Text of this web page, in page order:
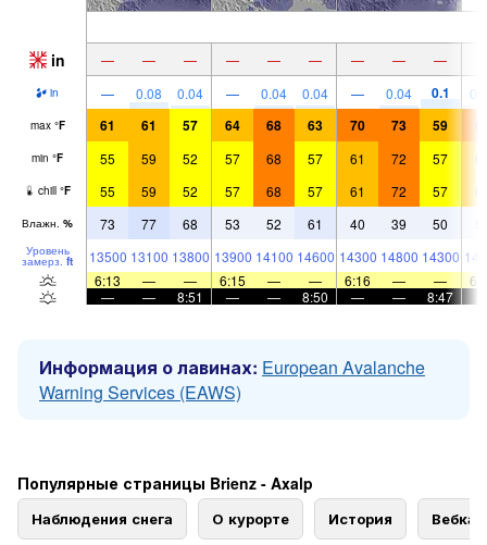
in — — — — — — — — —
in — 0.08 0.04 — 0.04 0.04 — 0.04 0.1
max °F 61 61 57 64 68 63 70 73 59
min °F 55 59 52 57 68 57 61 72 57
chill °F 55 59 52 57 68 57 61 72 57
Влажн. % 73 77 68 53 52 61 40 39 50
Уровень
замерз. ft 13500 13100 13800 13900 14100 14600 14300 14800 14300
6:13
— — 6:15 — — 6:16 — —
—
— 8:51 — — 8:50 — — 8:47
Информация о лавинах: European Avalanche
Warning Services (EAWS)
Популярные страницы Brienz - Axalp
Наблюдения снега О курорте История